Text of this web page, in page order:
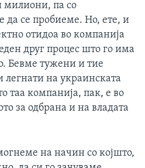
милиони, па со
да се пробиеме. Но, ете, и
отидоа во компанија
друг процес што го има
Бевме тужени и тие
легнати на украинската
таа компанија, пак, е во
за одбрана и на владата
на начин со којшто,